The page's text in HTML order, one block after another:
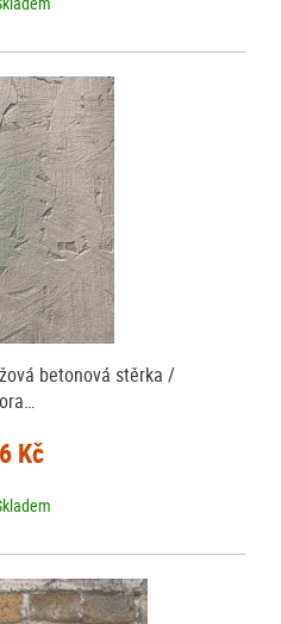
betonová stěrka /
Kč